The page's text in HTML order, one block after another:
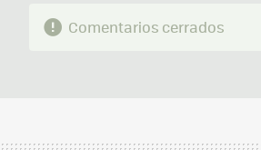
Comentarios cerrados